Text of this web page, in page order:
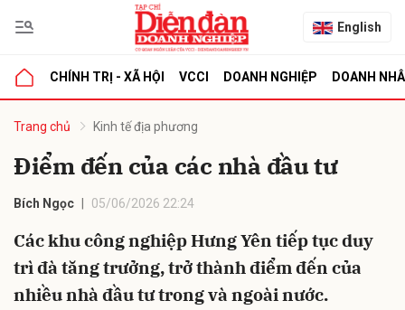
English
CHÍNH TRỊ - XÃ HỘI VCCI DOANH NGHIỆP DOANH
Trang chủ Kinh tế địa phương
Điểm đến của các nhà đầu tư
Bích Ngọc 05/06/2026 22:24
Các khu công nghiệp Hưng Yên tiếp tục duy
trì đà tăng trưởng, trở thành điểm đến của
nhiều nhà đầu tư trong và ngoài nước.
luận
Hủy